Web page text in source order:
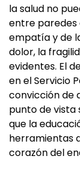
la salud no
entre paredes
empatía y de
dolor, la
evidentes. El
en el Servicio
convicción de
punto de vista
que la
herramientas
corazón del